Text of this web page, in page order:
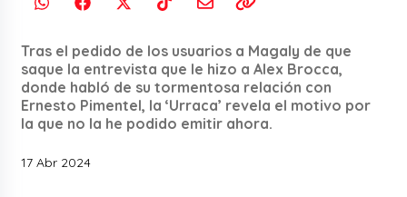
Tras el pedido de los usuarios a Magaly de que
saque la entrevista que le hizo a Alex Brocca,
donde habló de su tormentosa relación con
Ernesto Pimentel, la ‘Urraca’ revela el motivo por
la que no la he podido emitir ahora.
17 Abr 2024